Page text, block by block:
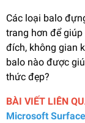
Các loại balo
trang hơn để
đích, không gian
balo nào được
thức đẹp?
BÀI VIẾT LIÊN
Microsoft